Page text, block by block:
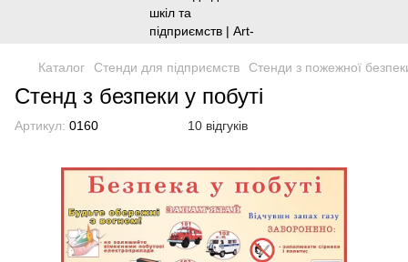
Каталог Стенди для підприємств Стенди з пожежної
Стенд з безпеки у побуті
Артикул: 0160 10 відгуків